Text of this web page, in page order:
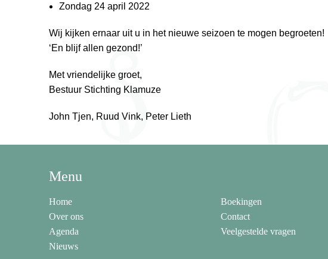
Zondag 24 april 2022
Wij kijken ernaar uit u in het nieuwe seizoen te mogen begroeten!
‘En blijf allen gezond!’
Met vriendelijke groet,
Bestuur Stichting Klamuze
John Tjen, Ruud Vink, Peter Lieth
Menu
Home
Over ons
Agenda
Nieuws
Boekingen
Contact
Veelgestelde vragen